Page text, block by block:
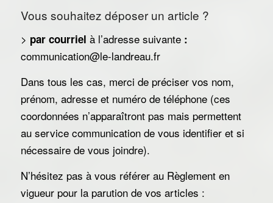
Vous souhaitez déposer un article ?
> par courriel à l’adresse suivante :
communication@le-landreau.fr
Dans tous les cas, merci de préciser vos nom,
prénom, adresse et numéro de téléphone (ces
coordonnées n’apparaîtront pas mais permettent
au service communication de vous identifier et si
nécessaire de vous joindre).
N’hésitez pas à vous référer au Règlement en
vigueur pour la parution de vos articles :